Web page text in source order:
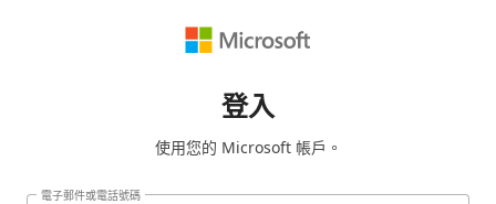
登入
使用您的 Microsoft 帳戶。
電子郵件或電話號碼